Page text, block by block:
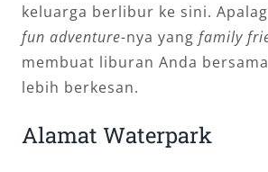
keluarga berlibur ke sini.
fun adventure-nya yang family
membuat liburan Anda
lebih berkesan.
Alamat Waterpark